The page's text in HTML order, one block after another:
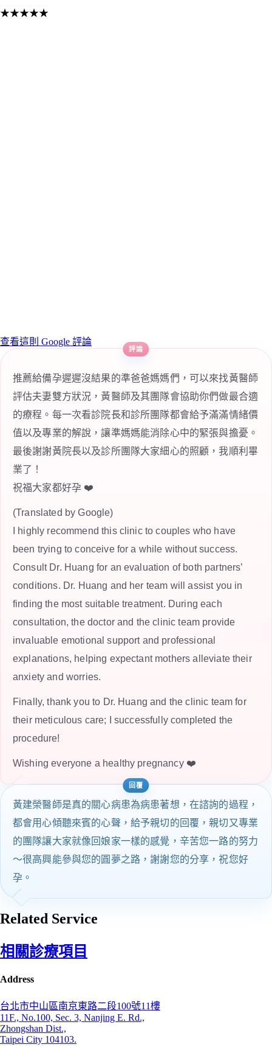
★★★★★
查看這則 Google 評論
推薦給備孕遲遲沒結果的準爸爸媽媽們，可以來找黃醫師
評估夫妻雙方狀況，黃醫師及其團隊會協助你們做最合適
的療程。每一次看診院長和診所團隊都會給予滿滿情緒價
值以及專業的解說，讓準媽媽能消除心中的緊張與擔憂。
最後謝謝黃院長以及診所團隊大家細心的照顧，我順利畢
業了！
祝福大家都好孕 ❤️
(Translated by Google)
I highly recommend this clinic to couples who have
been trying to conceive for a while without success.
Consult Dr. Huang for an evaluation of both partners’
conditions. Dr. Huang and her team will assist you in
finding the most suitable treatment. During each
consultation, the doctor and the clinic team provide
invaluable emotional support and professional
explanations, helping expectant mothers alleviate their
anxiety and worries.
Finally, thank you to Dr. Huang and the clinic team for
their meticulous care; I successfully completed the
procedure!
Wishing everyone a healthy pregnancy ❤️
黃建榮醫師是真的關心病患為病患著想，在諮詢的過程，
都會用心傾聽來賓的心聲，給予親切的回覆，親切又專業
的團隊讓大家就像回娘家一樣的感覺，辛苦您一路的努力
～很高興能參與您的圓夢之路，謝謝您的分享，祝您好
孕。
Related Service
相關診療項目
Address
台北市中山區南京東路二段100號11樓
11F., No.100, Sec. 3, Nanjing E. Rd.,
Zhongshan Dist.,
Taipei City 104103.